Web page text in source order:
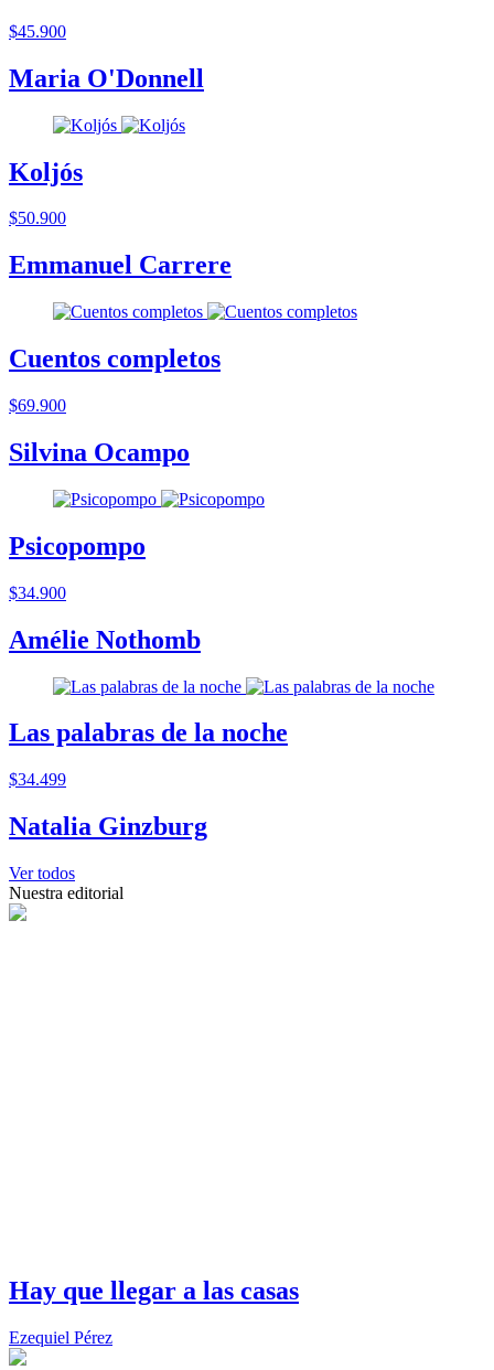
$45.900
Maria O'Donnell
Koljós
$50.900
Emmanuel Carrere
Cuentos completos
$69.900
Silvina Ocampo
Psicopompo
$34.900
Amélie Nothomb
Las palabras de la noche
$34.499
Natalia Ginzburg
Ver todos
Nuestra editorial
Hay que llegar a las casas
Ezequiel Pérez